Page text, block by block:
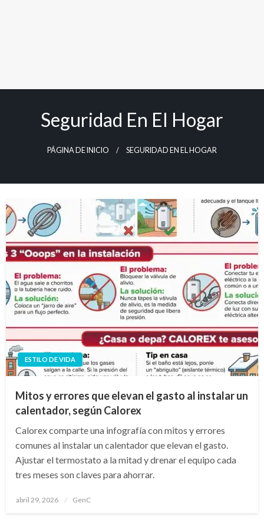
Seguridad En El Hogar
PÁGINA DE INICIO SEGURIDAD EN EL HOGAR
ESTILO DE VIDA
Mitos y errores que elevan el gasto al instalar un
calentador, según Calorex
Calorex comparte una infografía con mitos y errores
comunes al instalar un calentador que elevan el gasto.
Ajustar el termostato a la mitad y drenar el equipo cada
tres meses son claves para ahorrar.
Publicado
abril 29, 2026 GenC